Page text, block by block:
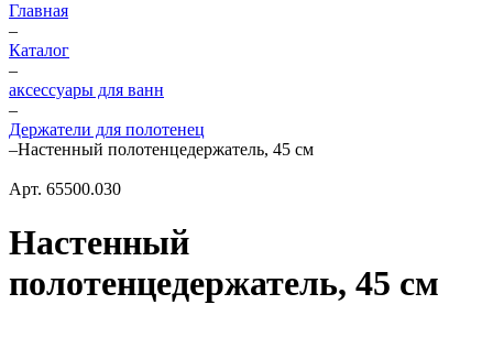
Главная
–
Каталог
–
аксессуары для ванн
–
Держатели для полотенец
–Настенный полотенцедержатель, 45 см
Арт. 65500.030
Настенный
полотенцедержатель, 45 см